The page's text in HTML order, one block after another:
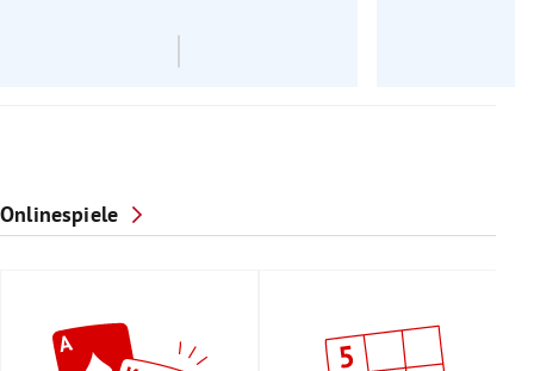
Onlinespiele